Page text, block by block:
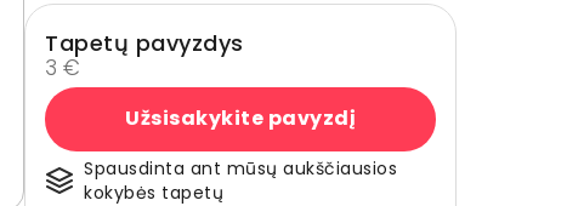
Tapetų pavyzdys
3 €
Užsisakykite pavyzdį
Spausdinta ant mūsų aukščiausios
kokybės tapetų